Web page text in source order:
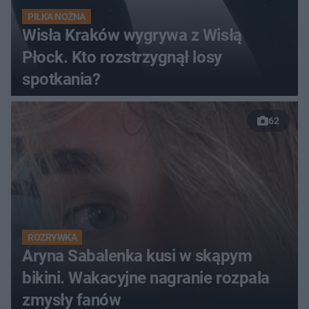
PIŁKA NOŻNA
Wisła Kraków wygrywa z Wisłą
Płock. Kto rozstrzygnął losy
spotkania?
62
ROZRYWKA
Aryna Sabalenka kusi w skąpym
bikini. Wakacyjne nagranie rozpala
zmysły fanów